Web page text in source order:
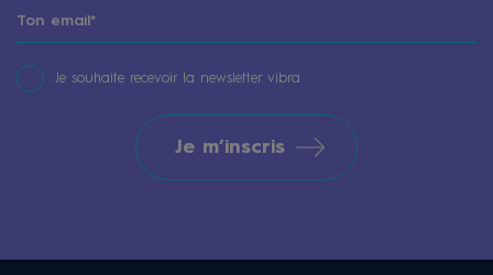
Je souhaite recevoir la newsletter vibra
Je m’inscris